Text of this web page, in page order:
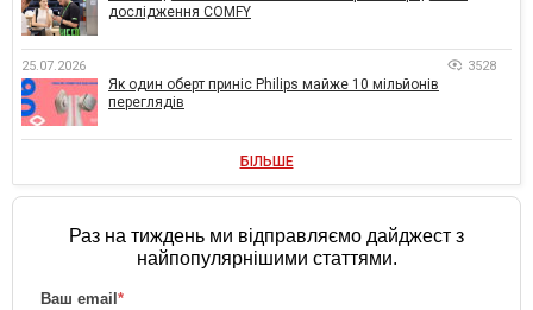
дослідження COMFY
25.07.2026 3528
Як один оберт приніс Philips майже 10 мільйонів
переглядів
БІЛЬШЕ
Раз на тиждень ми відправляємо дайджест з
найпопулярнішими статтями.
Ваш email *